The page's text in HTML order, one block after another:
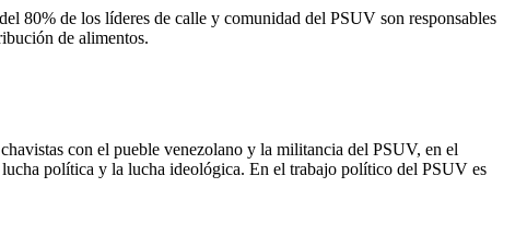
80% de los líderes de calle y comunidad del PSUV son responsables
de alimentos.
con el pueble venezolano y la militancia del PSUV, en el
política y la lucha ideológica. En el trabajo político del PSUV es